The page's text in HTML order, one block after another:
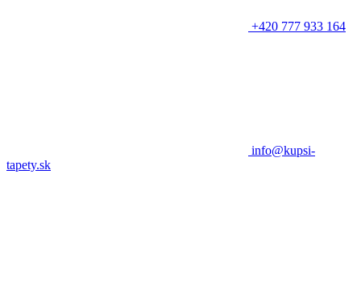
+420 777 933 164
info@kupsi-
tapety.sk